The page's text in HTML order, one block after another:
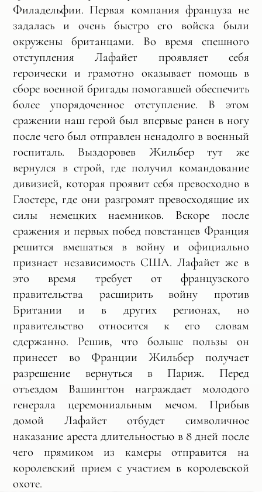
Филадельфии. Первая компания француза не
задалась и очень быстро его войска были
окружены британцами. Во время спешного
отступления Лафайет проявляет себя
героически и грамотно оказывает помощь в
сборе военной бригады помогавшей обеспечить
более упорядоченное отступление. В этом
сражении наш герой был впервые ранен в ногу
после чего был отправлен ненадолго в военный
госпиталь. Выздоровев Жильбер тут же
вернулся в строй, где получил командование
дивизией, которая проявит себя превосходно в
Глостере, где они разгромят превосходящие их
силы немецких наемников. Вскоре после
сражения и первых побед повстанцев Франция
решится вмешаться в войну и официально
признает независимость США. Лафайет же в
это время требует от французского
правительства расширить войну против
Британии и в других регионах, но
правительство относится к его словам
сдержанно. Решив, что больше пользы он
принесет во Франции Жильбер получает
разрешение вернуться в Париж. Перед
отъездом Вашингтон награждает молодого
генерала церемониальным мечом. Прибыв
домой Лафайет отбудет символичное
наказание ареста длительностью в 8 дней после
чего прямиком из камеры отправится на
королевский прием с участием в королевской
охоте.